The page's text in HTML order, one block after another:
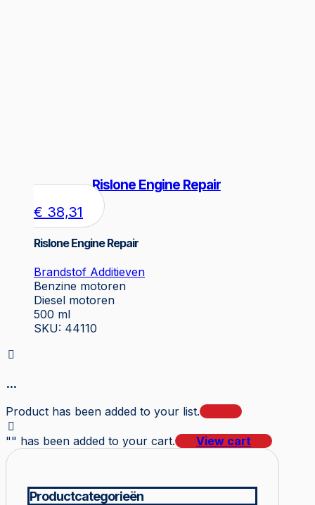
Rislone Engine Repair
€ 38,31
Rislone Engine Repair
Brandstof Additieven
Benzine motoren
Diesel motoren
500 ml
SKU: 44110
...
Product has been added to your list.
"" has been added to your cart. View cart
Productcategorieën